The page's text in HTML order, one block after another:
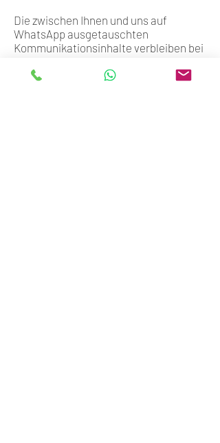
Die zwischen Ihnen und uns auf
WhatsApp ausgetauschten
Kommunikationsinhalte verbleiben bei
Sie uns zur Löschung auffordern, Ihre